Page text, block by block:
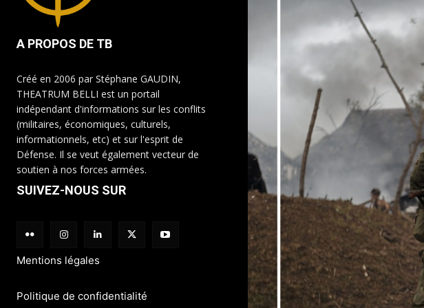
A PROPOS DE TB
Créé en 2006 par Stéphane GAUDIN,
THEATRUM BELLI est un portail
indépendant d'informations sur les conflits
(militaires, économiques, culturels,
informationnels, etc) et sur l'esprit de
Défense. Il se veut également vecteur de
soutien à nos forces armées.
SUIVEZ-NOUS SUR
Mentions légales
Politique de confidentialité